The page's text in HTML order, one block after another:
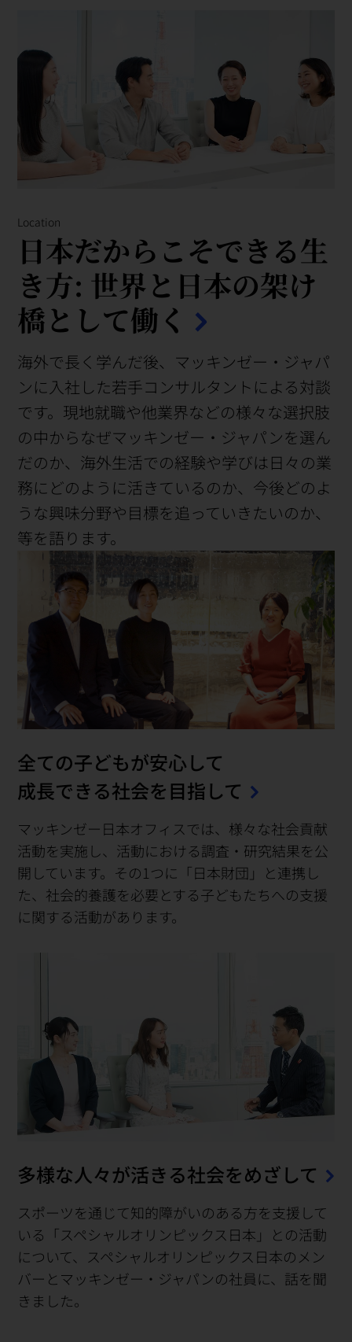
Location
日本だからこそできる生
き方: 世 界 と 日 本の架け
橋として働く
海外で長く学んだ後、マッキンゼー・ジャパ
ンに入社した若手コンサルタントによる対談
です。現地就職や他業界などの様々な選択肢
の中からなぜマッキンゼー・ジャパンを選ん
だのか、海外生活での経験や学びは日々の業
務にどのように活きているのか、今後どのよ
うな興味分野や目標を追っていきたいのか、
等を語ります。
全ての子どもが安心して
成長できる社会を目指して
マッキンゼー日本オフィスでは、様々な社会貢献
活動を実施し、活動における調査・研究結果を公
開しています。その1つに「日本財団」と連携し
た、社会的養護を必要とする子どもたちへの支援
に関する活動があります。
多様な人々が活きる社会をめざして
スポーツを通じて知的障がいのある方を支援して
いる「スペシャルオリンピックス日本」との活動
について、スペシャルオリンピックス日本のメン
バーとマッキンゼー・ジャパンの社員に、話を聞
きました。